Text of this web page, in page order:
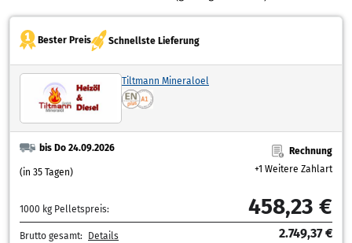
Bester Preis Schnellste Lieferung
Tiltmann Mineraloel
bis Do 24.09.2026
(in 35 Tagen)
Rechnung
+1 Weitere Zahlart
1000 kg Pelletspreis: 458,23 €
Brutto gesamt: Details 2.749,37 €